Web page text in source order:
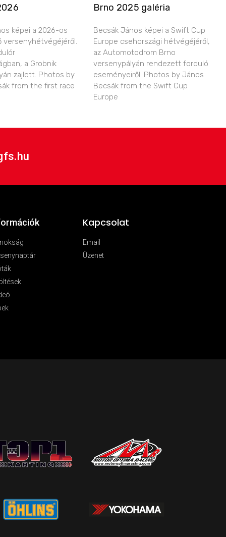
képei a 2026-os
versenyhétvégéjéről.
a Grobnik
zajlott. Photos by
from the first race
Brno 2025 galéria
Becsák János képei a Swift Cup
Europe csehországi hétvégéjéről,
az Automotodrom Brno
versenypályán rendezett forduló
eseményeiről. Photos by János
Becsák from the Swift Cup
Europe
Kapcsolat
Email
Üzenet